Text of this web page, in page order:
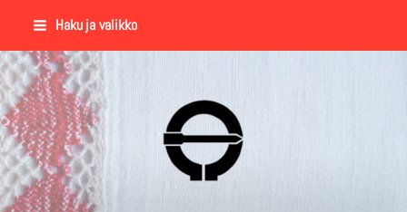
Siirry
sisältöön
Haku ja valikko
Suomalaisen Kansantanssin